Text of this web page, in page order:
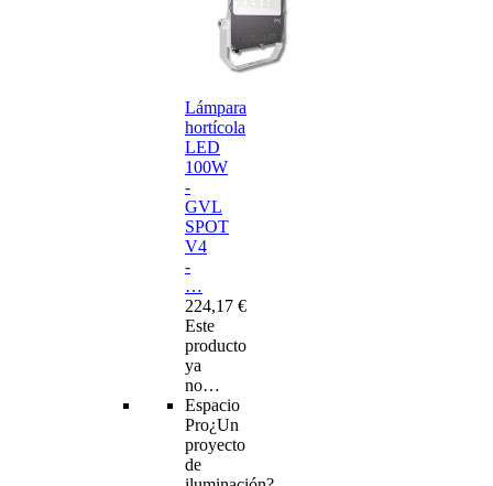
Lámpara
hortícola
LED
100W
-
GVL
SPOT
V4
-
…
224,17 €
Este
producto
ya
no…
Espacio
Pro¿Un
proyecto
de